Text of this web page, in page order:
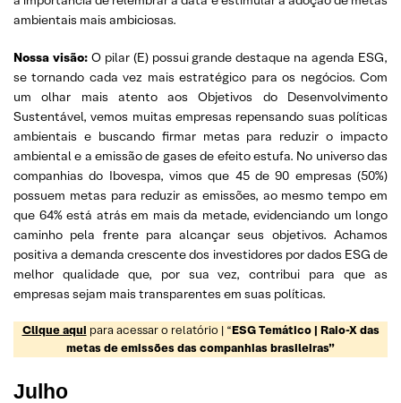
ambientais mais ambiciosas.
Nossa visão: O pilar (E) possui grande destaque na agenda ESG,
se tornando cada vez mais estratégico para os negócios. Com
um olhar mais atento aos Objetivos do Desenvolvimento
Sustentável, vemos muitas empresas repensando suas políticas
ambientais e buscando firmar metas para reduzir o impacto
ambiental e a emissão de gases de efeito estufa. No universo das
companhias do Ibovespa, vimos que 45 de 90 empresas (50%)
possuem metas para reduzir as emissões, ao mesmo tempo em
que 64% está atrás em mais da metade, evidenciando um longo
caminho pela frente para alcançar seus objetivos. Achamos
positiva a demanda crescente dos investidores por dados ESG de
melhor qualidade que, por sua vez, contribui para que as
empresas sejam mais transparentes em suas políticas.
Clique aqui para acessar o relatório | “ESG Temático | Raio-X das
metas de emissões das companhias brasileiras”
Julho